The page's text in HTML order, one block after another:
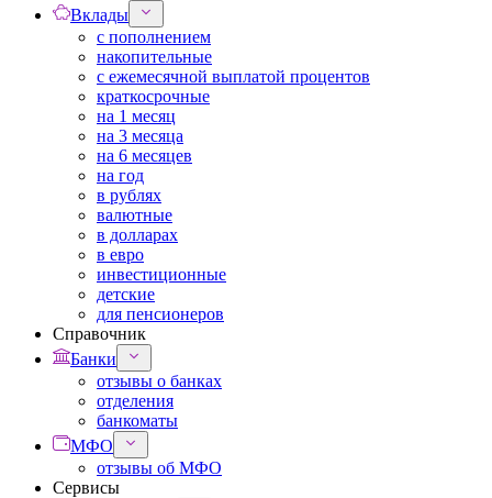
Вклады
с пополнением
накопительные
с ежемесячной выплатой процентов
краткосрочные
на 1 месяц
на 3 месяца
на 6 месяцев
на год
в рублях
валютные
в долларах
в евро
инвестиционные
детские
для пенсионеров
Справочник
Банки
отзывы о банках
отделения
банкоматы
МФО
отзывы об МФО
Сервисы